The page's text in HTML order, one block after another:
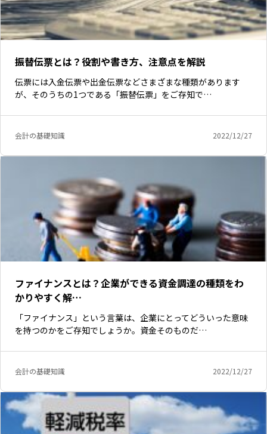
振替伝票とは？役割や書き方、注意点を解説
伝票には入金伝票や出金伝票などさまざまな種類があります
が、そのうちの1つである「振替伝票」をご存知で…
会計の基礎知識 2022/12/27
ファイナンスとは？企業ができる資金調達の種類をわ
かりやすく解…
「ファイナンス」という言葉は、企業にとってどういった意味
を持つのかをご存知でしょうか。資金そのものだ…
会計の基礎知識 2022/12/27